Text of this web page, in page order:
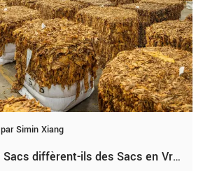
par Simin Xiang
En quoi les Super Sacs diffèrent-ils des Sacs en Vrac, des Sacs FIBC et autres